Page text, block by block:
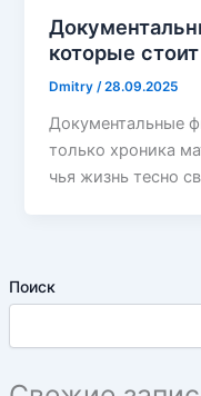
Поиск
которые
Dmitry/28.09.2025
Документальные
только хроника
чья жизнь тесно